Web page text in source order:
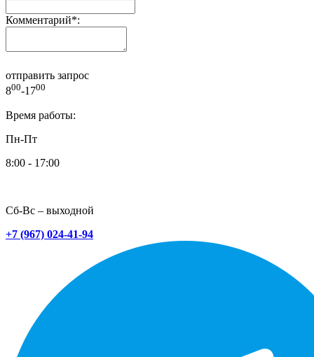
Комментарий*:
отправить запрос
800-1700
Время работы:
Пн-Пт
8:00 - 17:00
Сб-Вс – выходной
+7 (967) 024-41-94